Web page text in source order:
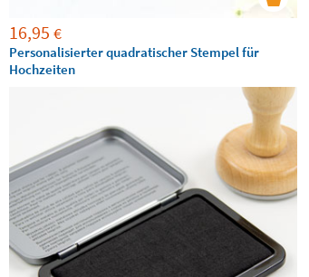
16,95 €
Personalisierter quadratischer Stempel für
Hochzeiten